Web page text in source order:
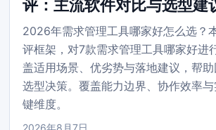
评：主流软件对比与选型建
2026年需求管理工具哪家好怎么选？
评框架，对7款需求管理工具哪家好进
盖适用场景、优劣势与落地建议，帮
选型决策。覆盖能力边界、协作效率
键维度。
2026年8月7日